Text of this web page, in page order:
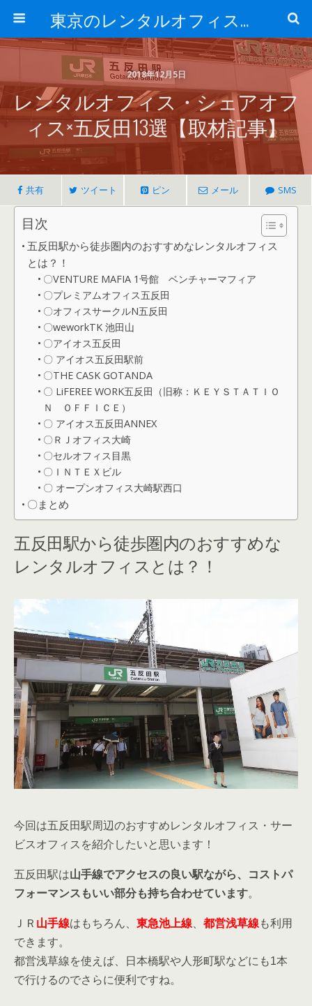
東京のレンタルオフィス、サービスオフィスの現地取材記事ブログ-ROjournal
2018年12月5日
レンタルオフィス・シェアオフ
ィス×五反田13選【取材記事】
共有 ツイート ピン メール SMS
目次
五反田駅から徒歩圏内のおすすめなレンタルオフィス
とは？！
〇VENTURE MAFIA 1号館 ベンチャーマフィア
〇プレミアムオフィス五反田
〇オフィスサークルN五反田
〇weworkTK 池田山
〇アイオス五反田
〇 アイオス五反田駅前
〇THE CASK GOTANDA
〇 LiFEREE WORK五反田（旧称：ＫＥＹＳＴＡＴＩＯ
Ｎ ＯＦＦＩＣＥ）
〇 アイオス五反田ANNEX
〇ＲＪオフィス大崎
〇セルオフィス目黒
〇ＩＮＴＥＸビル
〇 オープンオフィス大崎駅西口
〇まとめ
五反田駅から徒歩圏内のおすすめな
レンタルオフィスとは？！
今回は五反田駅周辺のおすすめレンタルオフィス・サー
ビスオフィスを紹介したいと思います！
五反田駅は山手線でアクセスの良い駅ながら、コストパ
フォーマンスもいい部分も持ち合わせています。
ＪＲ 山手線はもちろん、 東急池上線 都営浅草線も利用
できます。
都営浅草線を使えば、日本橋駅や人形町駅などにも1本
で行けるのでさらに便利ですね。